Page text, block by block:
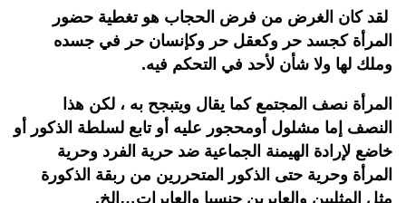
لقد كان الغرض من فرض الحجاب هو تغطية حضور
المرأة كجسد حر وكعقل حر وكإنسان حر في جسده
وملك لها ولا شأن لأحد في التحكم فيه.
المرأة نصف المجتمع كما يقال ويتبجح به ، لكن هذا
النصف إما مشلول أومحجور عليه أو تابع لسلطة الذكور أو
خاضع لإرادة الهيمنة الجماعية ضد حرية الفرد وحرية
المرأة وحرية حتى الذكور المتحررين من ربقة الذكورة
مثل المثليين والعابرين جنسيا والعابرات…الخ.